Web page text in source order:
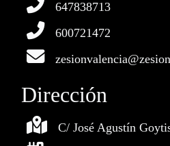
647838713
600721472
Dirección
C/ José Agustín